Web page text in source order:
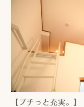
【プチっと充実。】